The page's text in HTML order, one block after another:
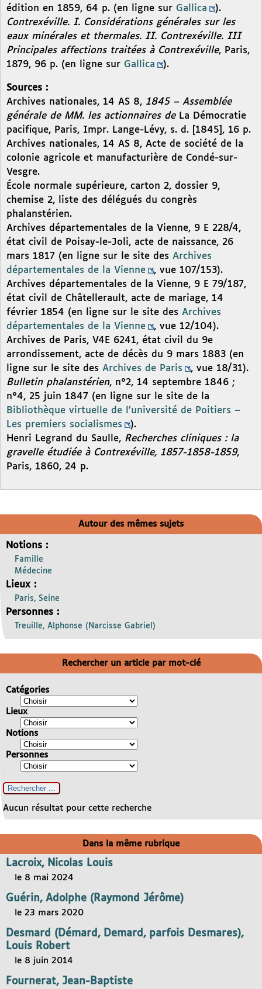
édition en 1859, 64 p. (en ligne sur Gallica
).
Contrexéville. I. Considérations générales sur les
eaux minérales et thermales. II. Contrexéville. III
Principales affections traitées à Contrexéville, Paris,
1879, 96 p. (en ligne sur Gallica ).
Sources :
Archives nationales, 14 AS 8, 1845 – Assemblée
générale de MM. les actionnaires de La Démocratie
pacifique, Paris, Impr. Lange-Lévy, s. d. [1845], 16 p.
Archives nationales, 14 AS 8, Acte de société de la
colonie agricole et manufacturière de Condé-sur-
Vesgre.
École normale supérieure, carton 2, dossier 9,
chemise 2, liste des délégués du congrès
phalanstérien.
Archives départementales de la Vienne, 9 E 228/4,
état civil de Poisay-le-Joli, acte de naissance, 26
mars 1817 (en ligne sur le site des Archives
départementales de la Vienne
, vue 107/153).
Archives départementales de la Vienne, 9 E 79/187,
état civil de Châtellerault, acte de mariage, 14
février 1854 (en ligne sur le site des Archives
départementales de la Vienne
, vue 12/104).
Archives de Paris, V4E 6241, état civil du 9e
arrondissement, acte de décès du 9 mars 1883 (en
ligne sur le site des Archives de Paris
, vue 18/31).
Bulletin phalanstérien, n°2, 14 septembre 1846 ;
n°4, 25 juin 1847 (en ligne sur le site de la
Bibliothèque virtuelle de l’université de Poitiers –
Les premiers socialismes
).
Henri Legrand du Saulle, Recherches cliniques : la
gravelle étudiée à Contrexéville, 1857-1858-1859,
Paris, 1860, 24 p.
Autour des mêmes sujets
Notions :
Famille
Médecine
Lieux :
Paris, Seine
Personnes :
Treuille, Alphonse (Narcisse Gabriel)
Rechercher un article par mot-clé
Catégories
Lieux
Notions
Personnes
Aucun résultat pour cette recherche
Dans la même rubrique
Lacroix, Nicolas Louis
le 8 mai 2024
Guérin, Adolphe (Raymond Jérôme)
le 23 mars 2020
Desmard (Démard, Demard, parfois Desmares),
Louis Robert
le 8 juin 2014
Fournerat, Jean-Baptiste